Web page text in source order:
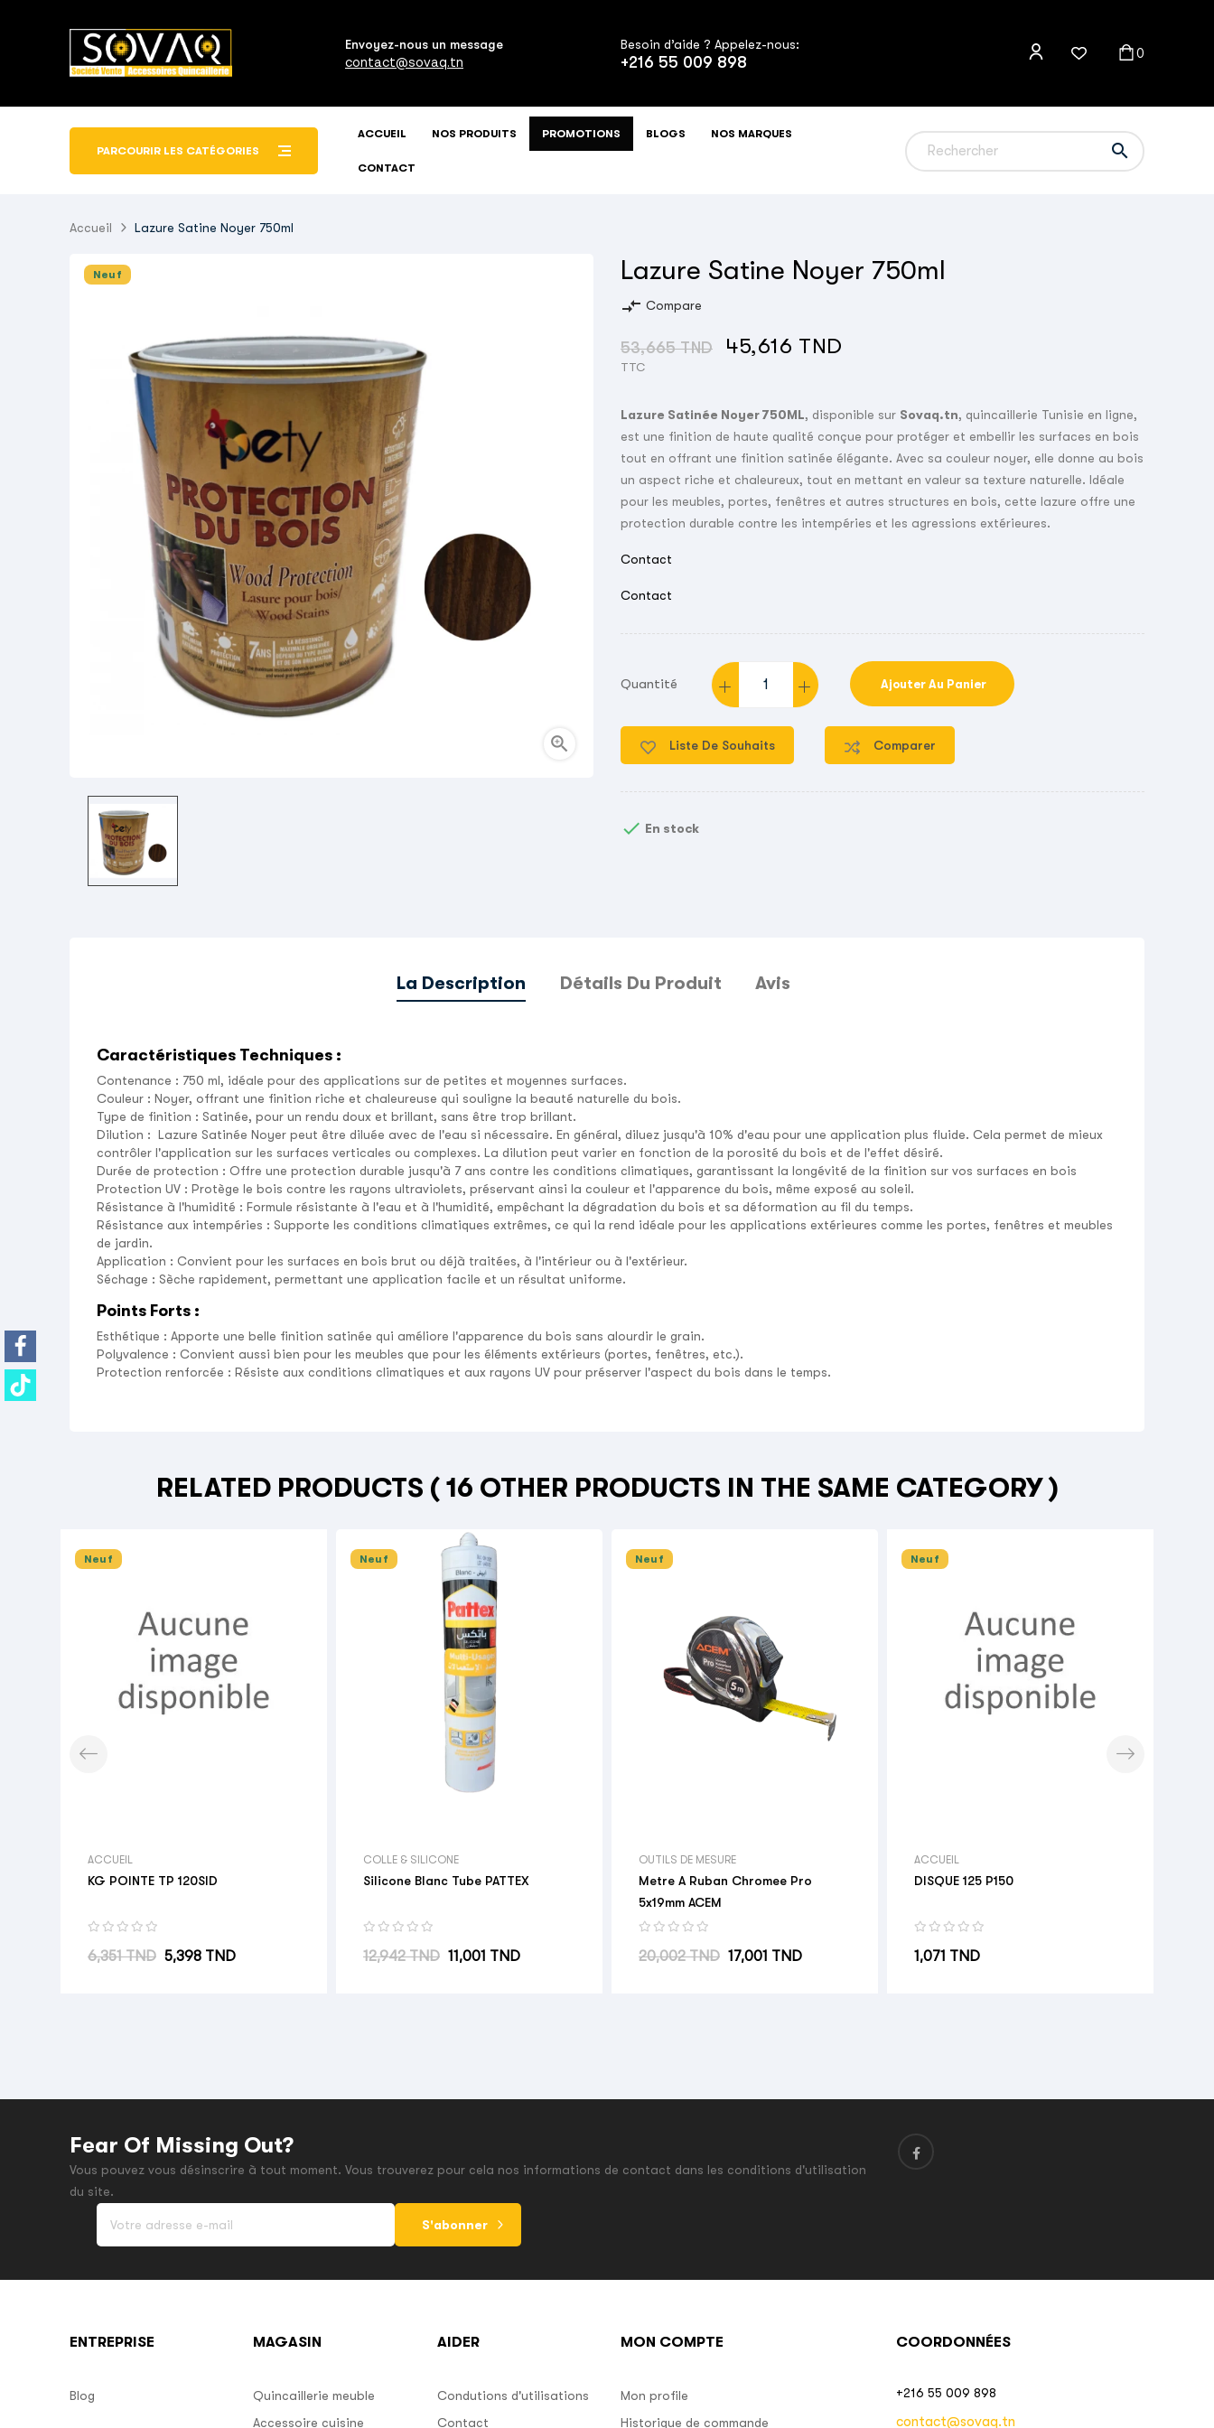
Envoyez-nous un message
contact@sovaq.tn
Besoin d’aide ? Appelez-nous:
+216 55 009 898
0
PARCOURIR LES CATÉGORIES
ACCUEIL NOS PRODUITS PROMOTIONS BLOGS NOS MARQUES
CONTACT

Accueil Lazure Satine Noyer 750ml
Neuf

Lazure Satine Noyer 750ml
compare_arrows Compare
53,665 TND 45,616 TND
TTC
Lazure Satinée Noyer 750ML, disponible sur Sovaq.tn, quincaillerie Tunisie en ligne,
est une finition de haute qualité conçue pour protéger et embellir les surfaces en bois
tout en offrant une finition satinée élégante. Avec sa couleur noyer, elle donne au bois
un aspect riche et chaleureux, tout en mettant en valeur sa texture naturelle. Idéale
pour les meubles, portes, fenêtres et autres structures en bois, cette lazure offre une
protection durable contre les intempéries et les agressions extérieures.
Contact
Contact
Quantité Ajouter Au Panier
Liste De Souhaits Comparer
 En stock
La Description Détails Du Produit Avis
Caractéristiques Techniques :
Contenance : 750 ml, idéale pour des applications sur de petites et moyennes surfaces.
Couleur : Noyer, offrant une finition riche et chaleureuse qui souligne la beauté naturelle du bois.
Type de finition : Satinée, pour un rendu doux et brillant, sans être trop brillant.
Dilution : Lazure Satinée Noyer peut être diluée avec de l'eau si nécessaire. En général, diluez jusqu'à 10% d'eau pour une application plus fluide. Cela permet de mieux
contrôler l'application sur les surfaces verticales ou complexes. La dilution peut varier en fonction de la porosité du bois et de l'effet désiré.
Durée de protection : Offre une protection durable jusqu'à 7 ans contre les conditions climatiques, garantissant la longévité de la finition sur vos surfaces en bois
Protection UV : Protège le bois contre les rayons ultraviolets, préservant ainsi la couleur et l'apparence du bois, même exposé au soleil.
Résistance à l'humidité : Formule résistante à l'eau et à l'humidité, empêchant la dégradation du bois et sa déformation au fil du temps.
Résistance aux intempéries : Supporte les conditions climatiques extrêmes, ce qui la rend idéale pour les applications extérieures comme les portes, fenêtres et meubles
de jardin.
Application : Convient pour les surfaces en bois brut ou déjà traitées, à l'intérieur ou à l'extérieur.
Séchage : Sèche rapidement, permettant une application facile et un résultat uniforme.
Points Forts :
Esthétique : Apporte une belle finition satinée qui améliore l'apparence du bois sans alourdir le grain.
Polyvalence : Convient aussi bien pour les meubles que pour les éléments extérieurs (portes, fenêtres, etc.).
Protection renforcée : Résiste aux conditions climatiques et aux rayons UV pour préserver l'aspect du bois dans le temps.
RELATED PRODUCTS ( 16 OTHER PRODUCTS IN THE SAME CATEGORY )
Neuf
ACCUEIL
KG POINTE TP 120SID
Prix habituel
6,351 TND Prix
5,398 TND
Neuf
COLLE & SILICONE
Silicone Blanc Tube PATTEX
Prix habituel
12,942 TND Prix
11,001 TND
Neuf
OUTILS DE MESURE
Metre A Ruban Chromee Pro
5x19mm ACEM
Prix habituel
20,002 TND Prix
17,001 TND
Neuf
ACCUEIL
DISQUE 125 P150
Prix
1,071 TND
Fear Of Missing Out?
Vous pouvez vous désinscrire à tout moment. Vous trouverez pour cela nos informations de contact dans les conditions d'utilisation
du site.
S'abonner
ENTREPRISE
Blog
MAGASIN
Quincaillerie meuble
Accessoire cuisine
AIDER
Condutions d'utilisations
Contact
MON COMPTE
Mon profile
Historique de commande
COORDONNÉES
+216 55 009 898
contact@sovaq.tn